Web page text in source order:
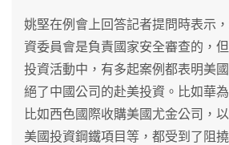
姚堅在例會上回答記者提問時表示
資委員會是負責國家安全審查的，
投資活動中，有多起案例都表明美
絕了中國公司的赴美投資。比如華為
比如西色國際收購美國尤金公司，
美國投資鋼鐵項目等，都受到了阻